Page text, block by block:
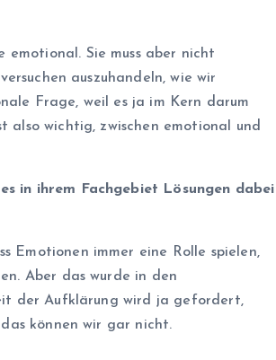
Sie muss aber nicht
auszuhandeln, wie wir
Frage, weil es ja im Kern darum
also wichtig, zwischen emotional und
in ihrem Fachgebiet Lösungen dabei
Emotionen immer eine Rolle spielen,
Aber das wurde in den
der Aufklärung wird ja gefordert,
können wir gar nicht.